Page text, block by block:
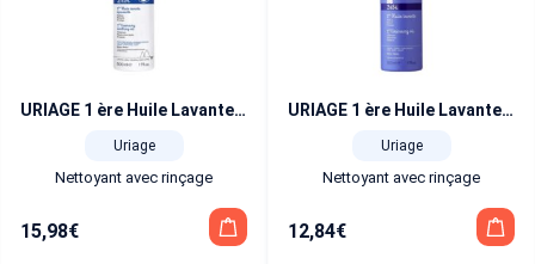
URIAGE 1 ère Huile Lavante Apaisante (Xémose) flacon pompe 500 ml
Uriage
Nettoyant avec rinçage
15,98€
URIAGE 1 ère Huile Lavante flacon pompe 500 ml
Uriage
Nettoyant avec rinçage
12,84€